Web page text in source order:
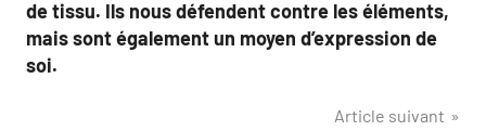
l’article
de tissu. Ils nous défendent contre les éléments,
mais sont également un moyen d’expression de
soi.
Article suivant